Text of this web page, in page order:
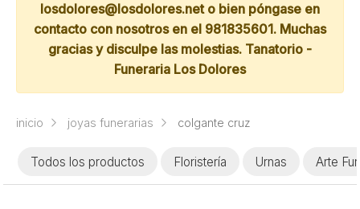
losdolores@losdolores.net o bien póngase en
contacto con nosotros en el 981835601. Muchas
gracias y disculpe las molestias. Tanatorio -
Funeraria Los Dolores
inicio joyas funerarias colgante cruz
Todos los productos Floristería Urnas Arte